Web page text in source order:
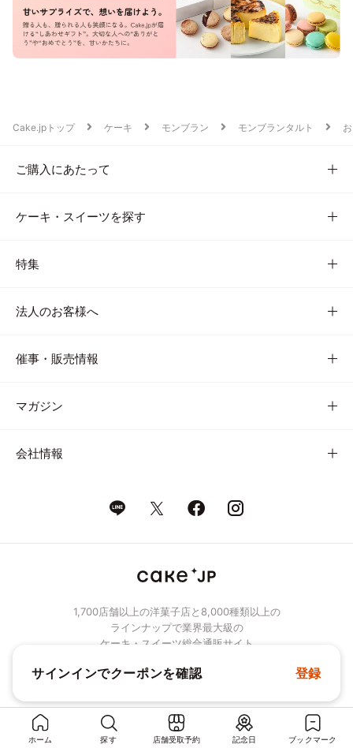
ホーム 探す 店舗受取予約 記念日 ブックマーク
Cake.jpトップ ケーキ モンブラン モンブランタルト
ご購入にあたって
ケーキ・スイーツを探す
特集
法人のお客様へ
催事・販売情報
マガジン
会社情報
1,700店舗以上の洋菓子店と8,000種類以上の
ラインナップで業界最大級の
ケーキ・スイーツ総合通販サイト
© Cake.jp Co., Ltd.
サインインでクーポンを確認 登録